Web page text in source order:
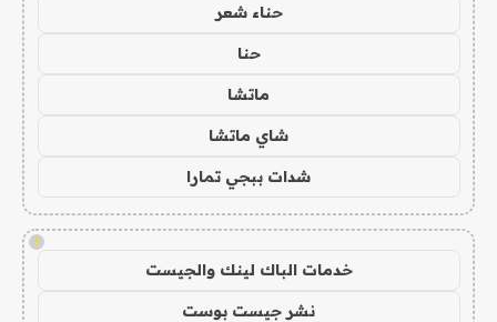
حناء شعر
حنا
ماتشا
شاي ماتشا
شدات ببجي تمارا
!
خدمات الباك لينك والجيست
نشر جيست بوست